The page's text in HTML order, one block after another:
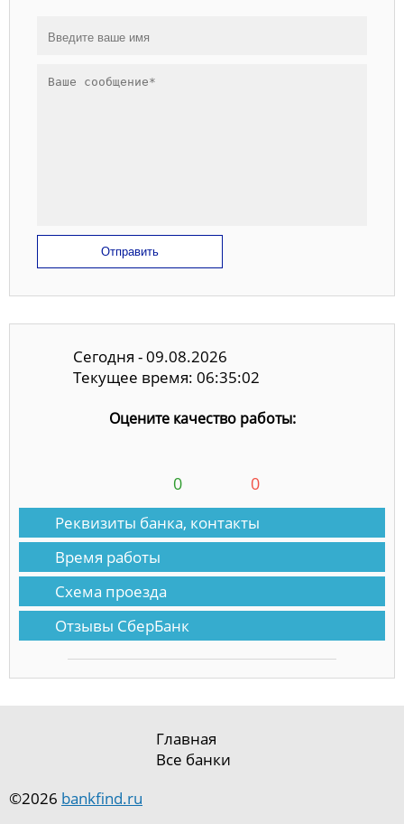
Отправить
Сегодня - 09.08.2026
Текущее время: 06:35:03
Оцените качество работы:
0 0
Реквизиты банка, контакты
Время работы
Схема проезда
Отзывы СберБанк
Главная
Все банки
©2026 bankfind.ru